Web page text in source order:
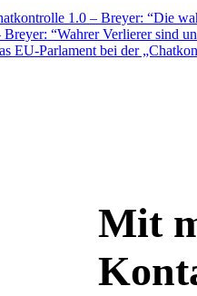
1.0 – Breyer: “Die
“Wahrer Verlierer sind
EU-Parlament bei der
Mit